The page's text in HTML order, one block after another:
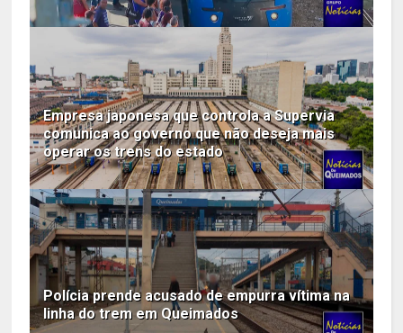
Empresa japonesa que controla a Supervia
comunica ao governo que não deseja mais
operar os trens do estado
Polícia prende acusado de empurra vítima na
linha do trem em Queimados